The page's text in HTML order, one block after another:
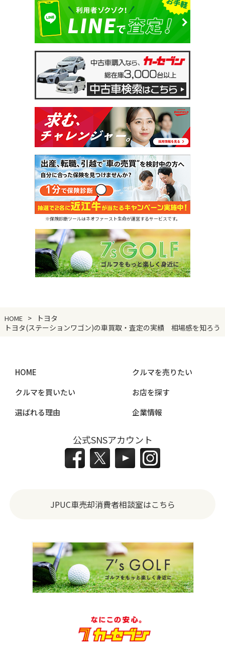
※保険診断ツールはネオファースト生命が運営するサービスです。
HOME
トヨタ
トヨタ(ステーションワゴン)の車買取・査定の実績 相場感を知ろう
HOME
クルマを売りたい
クルマを買いたい
お店を探す
選ばれる理由
企業情報
公式SNSアカウント
JPUC車売却消費者相談室はこちら